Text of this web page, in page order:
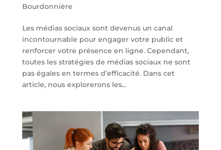
Bourdonnière
Les médias sociaux sont devenus un canal
incontournable pour engager votre public et
renforcer votre présence en ligne. Cependant,
toutes les stratégies de médias sociaux ne sont
pas égales en termes d’efficacité. Dans cet
article, nous explorerons les...